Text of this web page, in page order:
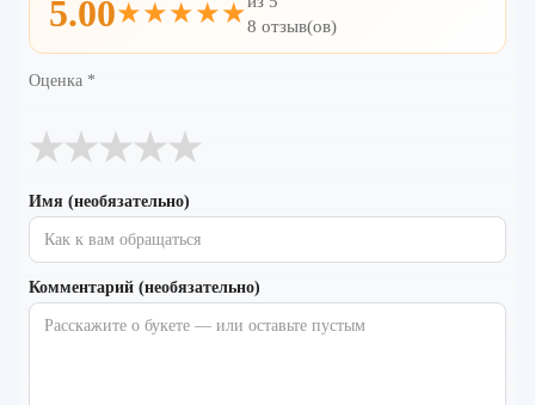
5.00★★★★★8 отзыв(ов)
Оценка *
★
★
★
★
★
Имя (необязательно)
Комментарий (необязательно)